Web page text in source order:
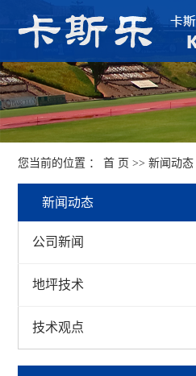
您当前的位置 ： 首 页 >> 新闻动态
新闻动态
公司新闻
地坪技术
技术观点